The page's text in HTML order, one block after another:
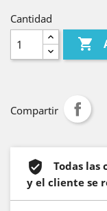
Cantidad

Compartir
Todas las
y el cliente se